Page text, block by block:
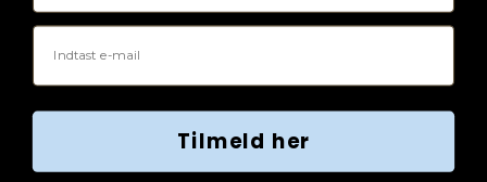
Email
Tilmeld her